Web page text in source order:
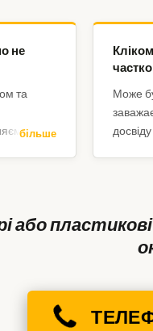
не
та
на
більше
Може
або